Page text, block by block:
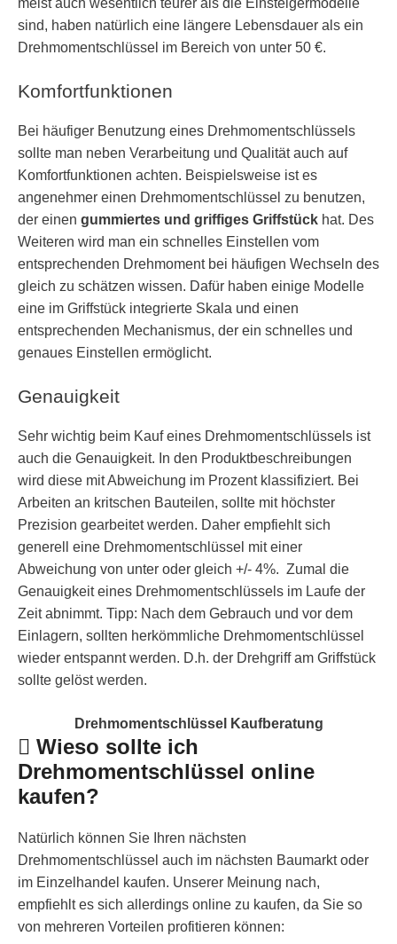
sind, haben natürlich eine längere Lebensdauer als ein
Drehmomentschlüssel im Bereich von unter 50 €.
Komfortfunktionen
Bei häufiger Benutzung eines Drehmomentschlüssels
sollte man neben Verarbeitung und Qualität auch auf
Komfortfunktionen achten. Beispielsweise ist es
angenehmer einen Drehmomentschlüssel zu benutzen,
der einen gummiertes und griffiges Griffstück hat. Des
Weiteren wird man ein schnelles Einstellen vom
entsprechenden Drehmoment bei häufigen Wechseln des
gleich zu schätzen wissen. Dafür haben einige Modelle
eine im Griffstück integrierte Skala und einen
entsprechenden Mechanismus, der ein schnelles und
genaues Einstellen ermöglicht.
Genauigkeit
Sehr wichtig beim Kauf eines Drehmomentschlüssels ist
auch die Genauigkeit. In den Produktbeschreibungen
wird diese mit Abweichung im Prozent klassifiziert. Bei
Arbeiten an kritschen Bauteilen, sollte mit höchster
Prezision gearbeitet werden. Daher empfiehlt sich
generell eine Drehmomentschlüssel mit einer
Abweichung von unter oder gleich +/- 4%. Zumal die
Genauigkeit eines Drehmomentschlüssels im Laufe der
Zeit abnimmt. Tipp: Nach dem Gebrauch und vor dem
Einlagern, sollten herkömmliche Drehmomentschlüssel
wieder entspannt werden. D.h. der Drehgriff am Griffstück
sollte gelöst werden.
Drehmomentschlüssel Kaufberatung
Wieso sollte ich
Drehmomentschlüssel online
kaufen?
Natürlich können Sie Ihren nächsten
Drehmomentschlüssel auch im nächsten Baumarkt oder
im Einzelhandel kaufen. Unserer Meinung nach,
empfiehlt es sich allerdings online zu kaufen, da Sie so
von mehreren Vorteilen profitieren können: